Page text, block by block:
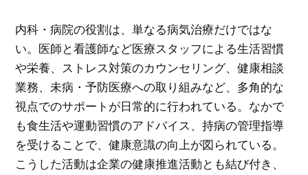
内科・病院の役割は、単なる病気治療だけではな
い。医師と看護師など医療スタッフによる生活習慣
や栄養、ストレス対策のカウンセリング、健康相談
業務、未病・予防医療への取り組みなど、多角的な
視点でのサポートが日常的に行われている。なかで
も食生活や運動習慣のアドバイス、持病の管理指導
を受けることで、健康意識の向上が図られている。
こうした活動は企業の健康推進活動とも結び付き、